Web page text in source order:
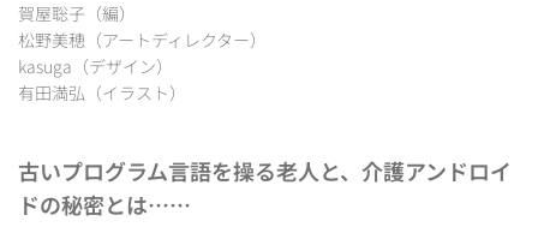
賀屋聡子（編）
松野美穂（アートディレクター）
kasuga（デザイン）
有田満弘（イラスト）
古いプログラム言語を操る老人と、介護アンドロイ
ドの秘密とは……